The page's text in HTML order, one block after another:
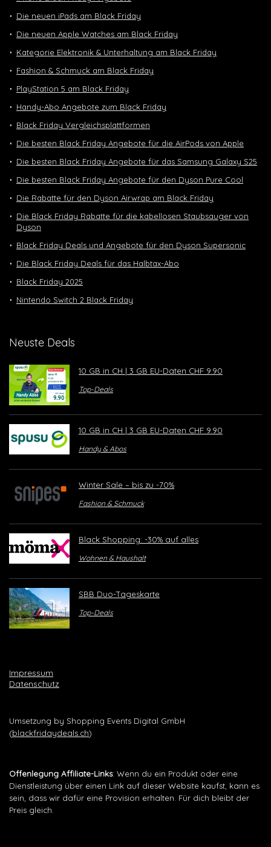
Die neuen iPads am Black Friday
Die neuen Apple Watches am Black Friday
Kategorie Elektronik & Unterhaltung am Black Friday
Fashion & Schmuck am Black Friday
PlayStation 5 am Black Friday
Handy-Abo Angebote zum Black Friday
Black Friday Vergleichsplattformen
Die besten Black Friday Angebote für die AirPods von Apple
Die besten Black Friday Angebote für das Samsung Galaxy S25
Die besten Black Friday Angebote für den Dyson Pure Cool
Die Rabatte für den Dyson Airwrap am Black Friday
Die Black Friday Rabatte für die kabellosen Staubsauger von
Dyson
Black Friday Deals und Angebote für den Dyson Supersonic
Die Black Friday Deals für das Halbtax-Abo
Black Friday 2025
Nintendo Switch 2 Black Friday
Neuste Deals
10 GB in CH | 3 GB EU-Daten CHF 9.90
Top-Deals
10 GB in CH | 3 GB EU-Daten CHF 9.90
Handy & Abos
Winter Sale – bis zu -70%
Fashion & Schmuck
Black Shopping: -30% auf alles
Wohnen & Haushalt
SBB Duo-Tageskarte
Top-Deals
Impressum
Datenschutz
Umsetzung by Shopping Events Digital GmbH
(blackfridaydeals.ch)
Offenlegung Affiliate-Links: Wenn du ein Produkt oder eine
Dienstleistung über einen Link auf dieser Website kaufst, kann es
sein, dass wir dafür eine Provision erhalten. Für dich bleibt der
Preis gleich.